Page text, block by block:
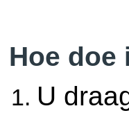
Hoe
U